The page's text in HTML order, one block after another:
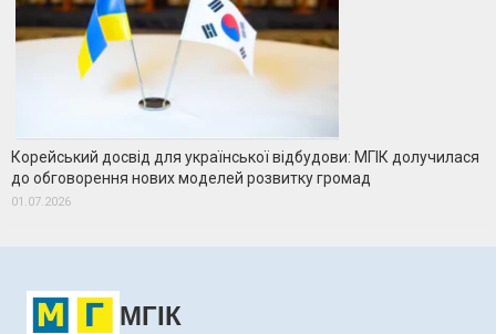
Корейський досвід для української відбудови: МГІК долучилася
до обговорення нових моделей розвитку громад
01.07.2026
МГІК